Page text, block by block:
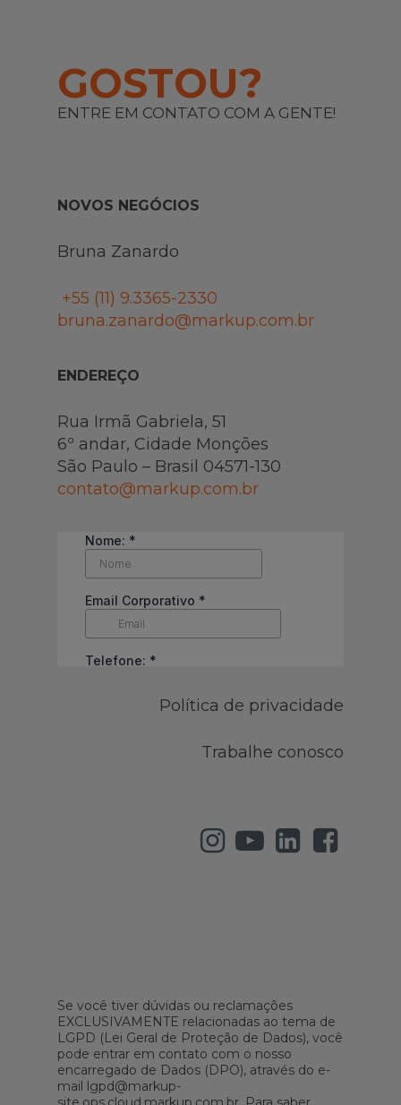
GOSTOU?
ENTRE EM CONTATO COM A GENTE!
NOVOS NEGÓCIOS
Bruna Zanardo
+55 (11) 9.3365-2330
bruna.zanardo@markup.com.br
ENDEREÇO
Rua Irmã Gabriela, 51
6º andar, Cidade Monções
São Paulo – Brasil 04571-130
contato@markup.com.br
Política de privacidade
Trabalhe conosco
Se você tiver dúvidas ou reclamações
EXCLUSIVAMENTE relacionadas ao tema de
LGPD (Lei Geral de Proteção de Dados), você
pode entrar em contato com o nosso
encarregado de Dados (DPO), através do e-
mail lgpd@markup-